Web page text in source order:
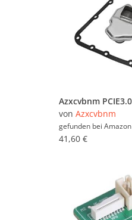
von Azxcvbnm
gefunden bei Amazon
41,60 €